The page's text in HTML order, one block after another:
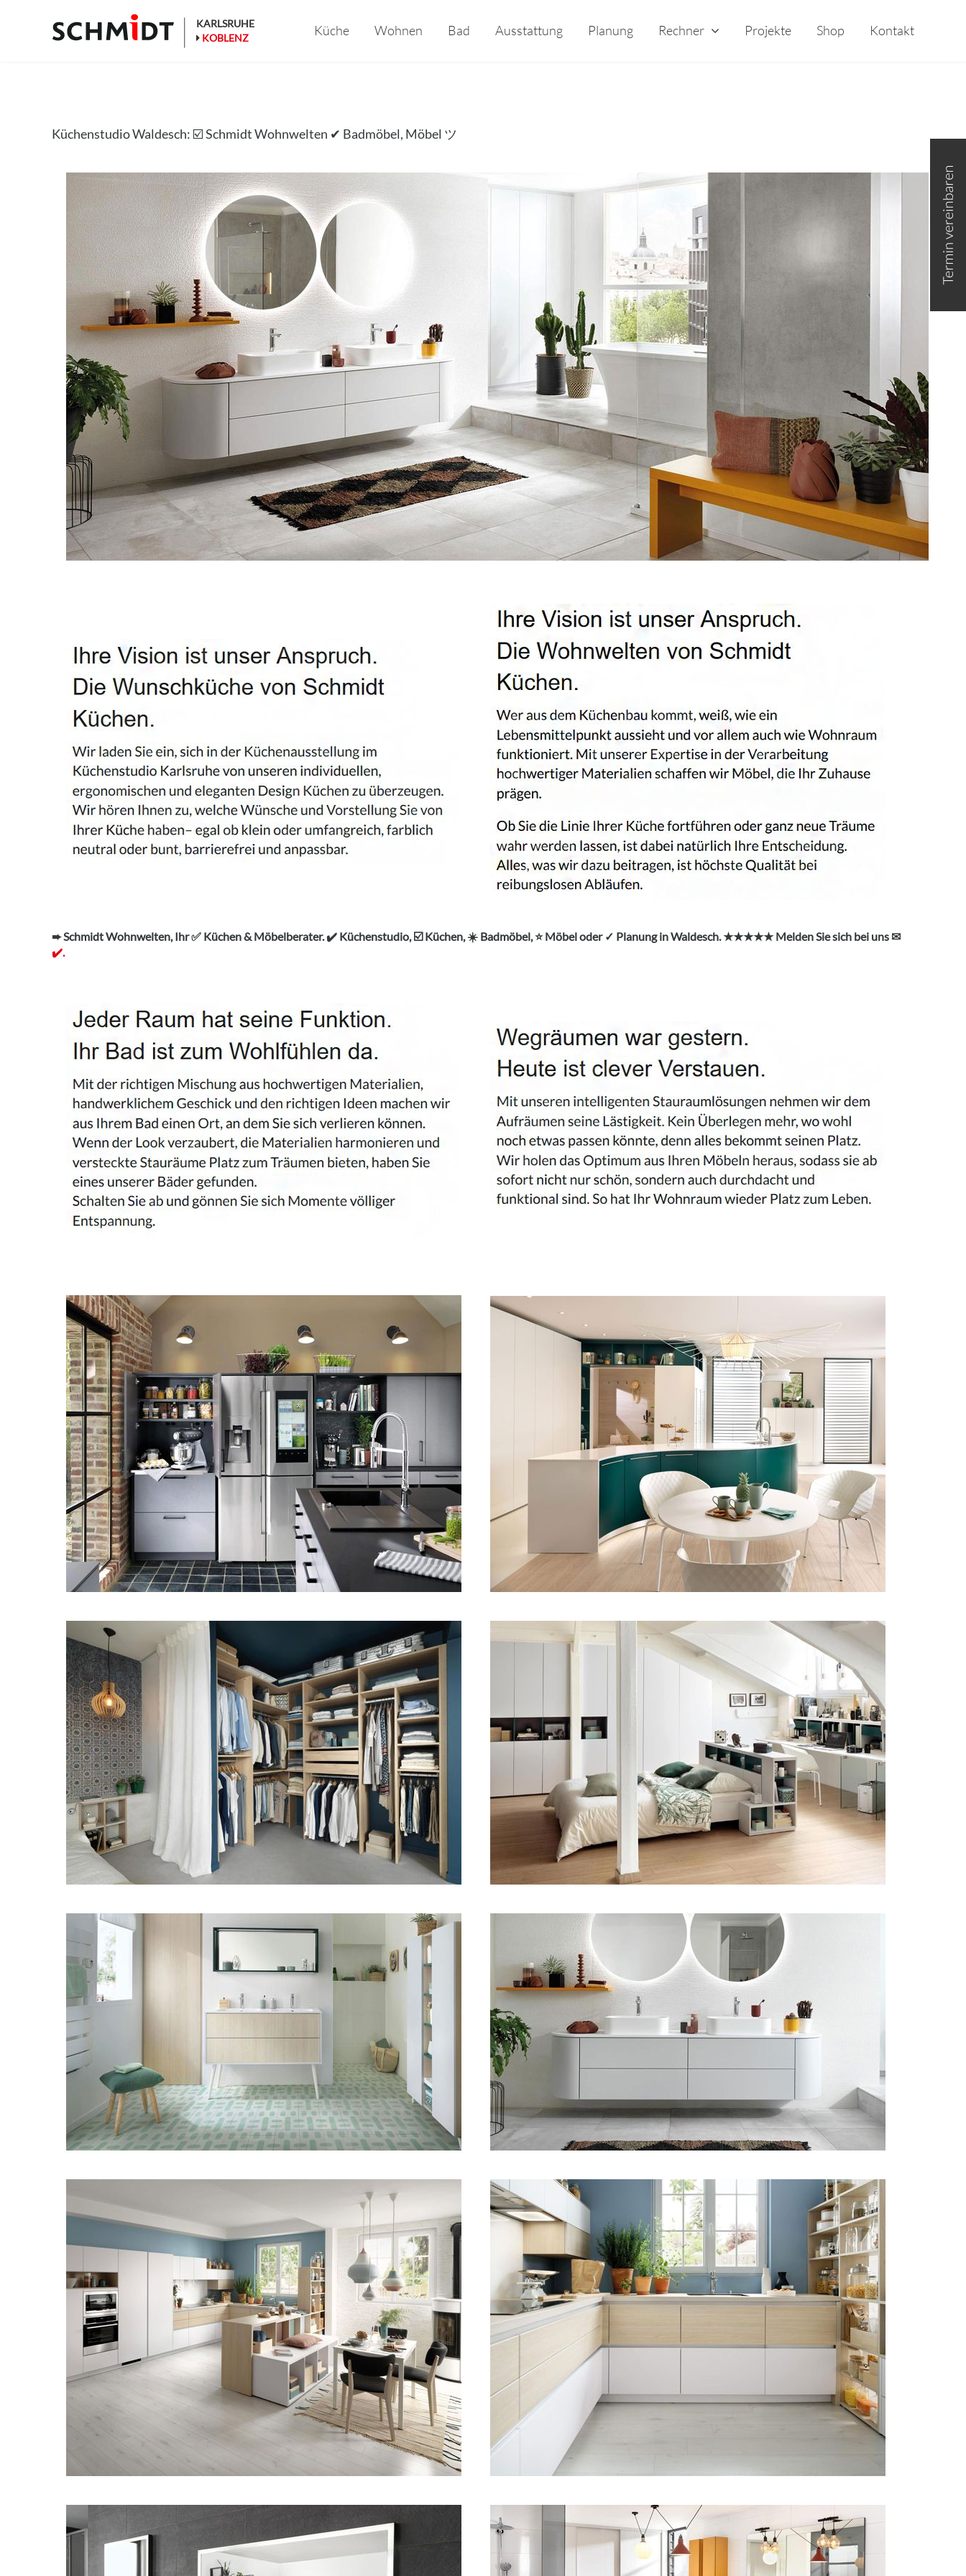
KARLSRUHE
KOBLENZ
Küche Wohnen Bad Ausstattung Planung Rechner Projekte Shop Kontakt
Küchenstudio Waldesch: ☑️ Schmidt Wohnwelten ✔ Badmöbel, Möbel ツ
➨ Schmidt Wohnwelten, Ihr ✅ Küchen & Möbelberater. ✔️ Küchenstudio, ☑️ Küchen, ☀️ Badmöbel, ⭐ Möbel oder ✓ Planung in Waldesch. ★★★★★ Melden Sie sich bei uns ✉
✔️.
Area